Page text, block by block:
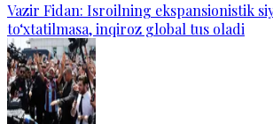
Vazir Fidan: Isroilning ekspansionistik
to‘xtatilmasa, inqiroz global tus oladi